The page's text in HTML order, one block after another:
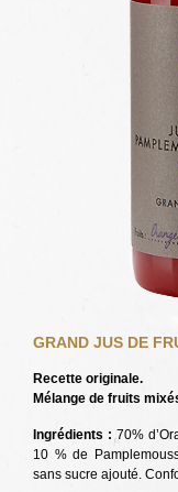
GRAND JUS DE
Recette originale.
Mélange de fruits
Ingrédients : 70%
10 % de
sans sucre ajouté.